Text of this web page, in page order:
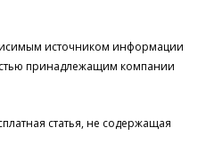
источником информации
принадлежащим компании
статья, не содержащая